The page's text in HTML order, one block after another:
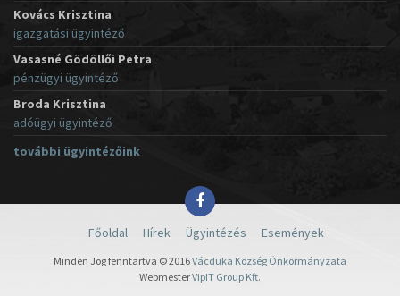
Kovács Krisztina
igazgatási ügyintéző
Vasasné Gödöllői Petra
pénzügyi ügyintéző
Broda Krisztina
adóügyi ügyintéző
további ügyintézőink
Főoldal Hírek Ügyintézés Események
Minden Jog fenntartva © 2016Vácduka Község Önkormányzata
WebmesterVipIT Group Kft.